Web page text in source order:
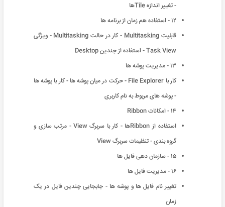
- تغییر اندازه Tileها
۱۲ - استفاده هم زمان از برنامه ها
قابلیت Multitasking - کار در حالت Multitasking - ویژگی
Task View - استفاده از چندین Desktop
۱۳ - مدیریت پوشه ها
کار با File Explorer - حرکت در میان پوشه ها - کار با پوشه ها
- پوشه های مربوط به نام کاربری
۱۴ - امکانات Ribbon
استفاده از Ribbonها - کار با سربرگ View - مرتب سازی و
گروه بندی - تنظیمات سربرگ View
۱۵ - سازمان دهی فایل ها
۱۶ - مدیریت فایل ها
تغییر نام فایل ها و پوشه ها - جابجایی چندین فایل در یک
زمان